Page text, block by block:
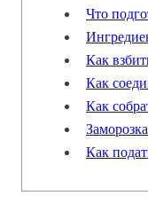
Что
Как
Как
Как
Как